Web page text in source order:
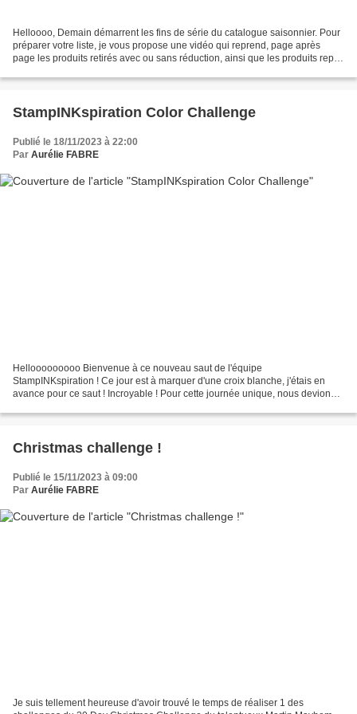
Helloooo, Demain démarrent les fins de série du catalogue saisonnier. Pour
préparer votre liste, je vous propose une vidéo qui reprend, page après
page les produits retirés avec ou sans réduction, ainsi que les produits repris
StampINKspiration Color Challenge
Publié le 18/11/2023 à 22:00
Par Aurélie FABRE
Hellooooooooo Bienvenue à ce nouveau saut de l'équipe
StampINKspiration ! Ce jour est à marquer d'une croix blanche, j'étais en
avance pour ce saut ! Incroyable ! Pour cette journée unique, nous devions
Christmas challenge !
Publié le 15/11/2023 à 09:00
Par Aurélie FABRE
Je suis tellement heureuse d'avoir trouvé le temps de réaliser 1 des